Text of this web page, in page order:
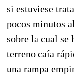
si estuviese
pocos minutos
sobre la cual se
terreno caía
una rampa